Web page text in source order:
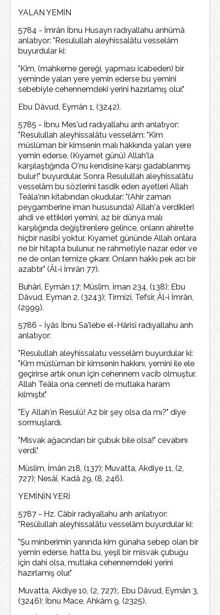
YALAN YEMİN
5784 - İmrân İbnu Husayn radıyallahu anhümâ
anlatıyor: "Resulullah aleyhissalâtu vesselâm
buyurdular ki:
"Kim, (mahkeme gereği, yapması icabeden) bir
yeminde yalan yere yemin ederse bu yemini
sebebiyle cehennemdeki yerini hazırlamış olur."
Ebu Dâvud, Eymân 1, (3242).
5785 - İbnu Mes'ud radıyallahu anh anlatıyor:
"Resulullah aleyhissalâtu vesselâm: "Kim
müslüman bir kimsenin malı hakkında yalan yere
yemin ederse, (Kıyamet günü) Allah'la
karşılaştığında O'nu kendisine karşı gadablanmış
bulur!" buyurdular. Sonra Resulullah aleyhissalâtu
vesselâm bu sözlerini tasdik eden ayetleri Allah
Teâla'nın kitabından okudular: "(Ahir zaman
peygamberine iman hususunda) Allah'a verdikleri
ahdi ve ettikleri yemini, az bir dünya malı
karşılığında değiştirenlere gelince, onların ahirette
hiçbir nasîbi yoktur. Kıyamet gününde Allah onlara
ne bir hitapta bulunur, ne rahmetiyle nazar eder ve
ne de onları temize çıkarır. Onların hakkı pek acı bir
azabtır" (Âl-i İmrân 77).
Buhâri, Eymân 17; Müslim, İman 234, (138); Ebu
Dâvud, Eyman 2, (3243); Tirmizî, Tefsîr, Âl-i İmrân,
(2999).
5786 - İyâs İbnu Sa'lebe el-Hârisî radıyallahu anh
anlatıyor:
"Resulullah aleyhissalatu vesselâm buyurdular ki:
"Kim müslüman bir kimsenin hakkını, yemini ile ele
geçirirse artık onun için cehennem vacib olmuştur.
Allah Teâla ona cenneti de mutlaka haram
kılmıştır."
"Ey Allah'ın Resulü! Az bir şey olsa da mı?" diye
sormuşlardı.
"Misvak ağacından bir çubuk bile olsa!" cevabını
verdi."
Müslîm, İmân 218, (137); Muvatta, Akdiye 11, (2,
727); Nesâî, Kadâ 29, (8, 246).
YEMİNİN YERİ
5787 - Hz. Câbir radıyallahu anh anlatıyor:
"Resûlullah aleyhissalâtu vesselâm buyurdular ki:
"Şu minberimin yanında kim günaha sebep olan bir
yemin ederse, hatta bu, yeşil bir misvak çubuğu
için dahi olsa, mutlaka cehennemdeki yerini
hazırlamış olur."
Muvatta, Akdiye 10, (2, 727);. Ebu Dâvud, Eymân 3,
(3246); İbnu Mace, Ahkâm 9, (2325).